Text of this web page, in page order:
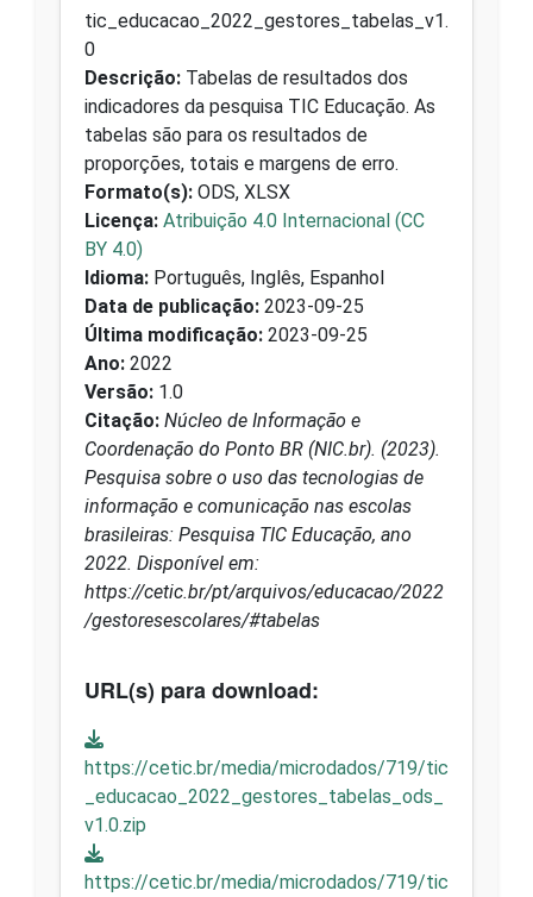
tic_educacao_2022_gestores_tabelas_v1.
0
Descrição: Tabelas de resultados dos
indicadores da pesquisa TIC Educação. As
tabelas são para os resultados de
proporções, totais e margens de erro.
Formato(s): ODS, XLSX
Licença: Atribuição 4.0 Internacional (CC
BY 4.0)
Idioma: Português, Inglês, Espanhol
Data de publicação: 2023-09-25
Última modificação: 2023-09-25
Ano: 2022
Versão: 1.0
Citação: Núcleo de Informação e
Coordenação do Ponto BR (NIC.br). (2023).
Pesquisa sobre o uso das tecnologias de
informação e comunicação nas escolas
brasileiras: Pesquisa TIC Educação, ano
2022. Disponível em:
https://cetic.br/pt/arquivos/educacao/2022
/gestoresescolares/#tabelas
URL(s) para download:
https://cetic.br/media/microdados/719/tic
_educacao_2022_gestores_tabelas_ods_
v1.0.zip
https://cetic.br/media/microdados/719/tic